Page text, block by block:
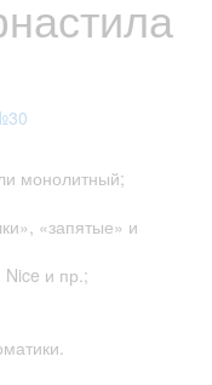
монолитный;
«запятые» и
и пр.;